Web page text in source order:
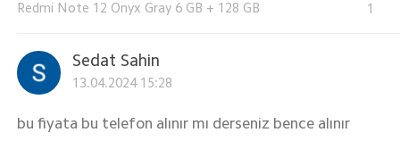
Redmi Note 12 Onyx Gray 6 GB + 128 GB 1
Sedat Sahin
13.04.2024 15:28
bu fiyata bu telefon alınır mı derseniz bence alınır